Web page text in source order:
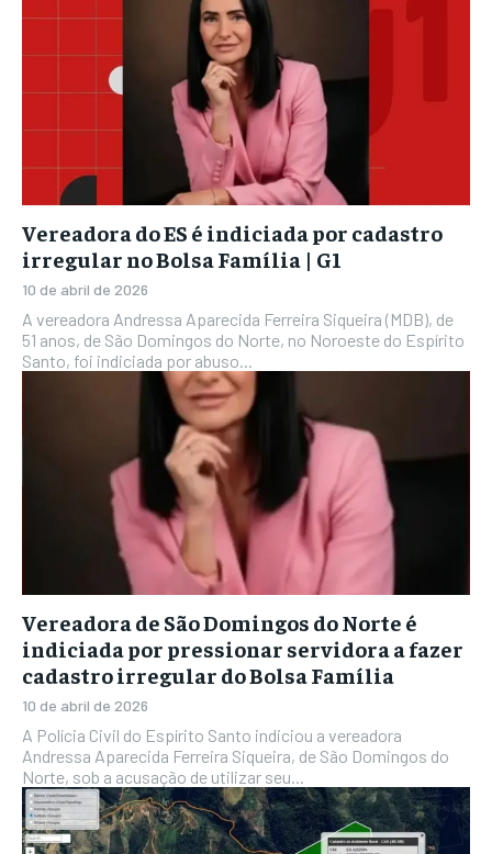
Vereadora do ES é indiciada por cadastro
irregular no Bolsa Família | G1
10 de abril de 2026
A vereadora Andressa Aparecida Ferreira Siqueira (MDB), de
51 anos, de São Domingos do Norte, no Noroeste do Espírito
Santo, foi indiciada por abuso...
Vereadora de São Domingos do Norte é
indiciada por pressionar servidora a fazer
cadastro irregular do Bolsa Família
10 de abril de 2026
A Polícia Civil do Espírito Santo indiciou a vereadora
Andressa Aparecida Ferreira Siqueira, de São Domingos do
Norte, sob a acusação de utilizar seu...